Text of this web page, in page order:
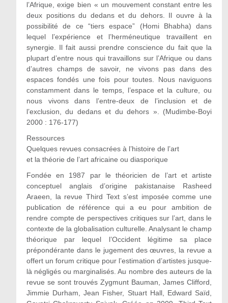
l’Afrique, exige bien « un mouvement constant entre les
deux positions du dedans et du dehors. Il ouvre à la
possibilité de ce “tiers espace” (Homi Bhabha) dans
lequel l’expérience et l’herméneutique travaillent en
synergie. Il fait aussi prendre conscience du fait que la
plupart d’entre nous qui travaillons sur l’Afrique ou dans
d’autres champs de savoir, ne vivons pas dans des
espaces fondés une fois pour toutes. Nous naviguons
constamment dans le temps, l’espace et la culture, ou
nous vivons dans l’entre-deux de l’inclusion et de
l’exclusion, du dedans et du dehors ». (Mudimbe-Boyi
2000 : 176-177)
Ressources
Quelques revues consacrées à l’histoire de l’art
et la théorie de l’art africaine ou diasporique
Fondée en 1987 par le théoricien de l’art et artiste
conceptuel anglais d’origine pakistanaise Rasheed
Araeen, la revue Third Text s’est imposée comme une
publication de référence qui a eu pour ambition de
rendre compte de perspectives critiques sur l’art, dans le
contexte de la globalisation culturelle. Analysant le champ
théorique par lequel l’Occident légitime sa place
prépondérante dans le jugement des œuvres, la revue a
offert un forum critique pour l’estimation d’artistes jusque-
là négligés ou marginalisés. Au nombre des auteurs de la
revue se sont trouvés Zygmunt Bauman, James Clifford,
Jimmie Durham, Jean Fisher, Stuart Hall, Edward Saïd,